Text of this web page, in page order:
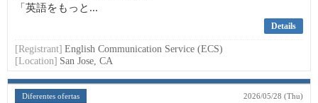
「英語をもっと...
Details
[Registrant] English Communication Service (ECS)
[Location] San Jose, CA
Diferentes ofertas 2026/05/28 (Thu)